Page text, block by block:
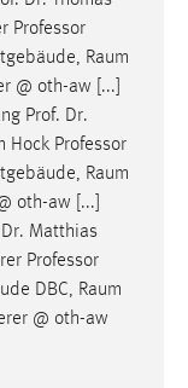
Professor
Raum
@ oth-aw [...]
Prof. Dr.
Hock Professor
Raum
oth-aw [...]
Matthias
Professor
DBC, Raum
@ oth-aw
mibew-
zu können.
= 3